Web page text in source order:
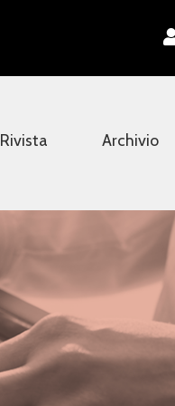
Rivista Archivio